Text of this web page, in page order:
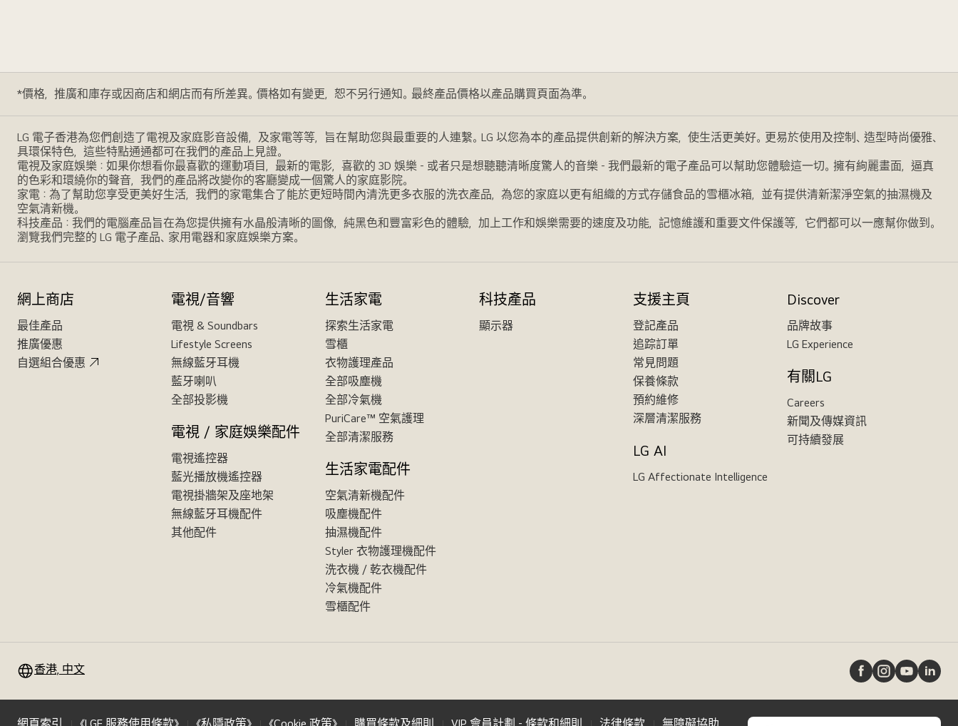
*價格，推廣和庫存或因商店和網店而有所差異。價格如有變更，恕不另行通知。最終產品價格以產品購買頁面為準。
LG 電子香港為您們創造了電視及家庭影音設備，及家電等等，旨在幫助您與最重要的人連繫。LG 以您為本的產品提供創新的解決方案，使生活更美好。更易於使用及控制、造型時尚優雅、
具環保特色，這些特點通通都可在我們的產品上見證。
電視及家庭娛樂：如果你想看你最喜歡的運動項目，最新的電影，喜歡的 3D 娛樂 - 或者只是想聽聽清晰度驚人的音樂 - 我們最新的電子產品可以幫助您體驗這一切。擁有絢麗畫面，逼真
的色彩和環繞你的聲音，我們的產品將改變你的客廳變成一個驚人的家庭影院。
家電：為了幫助您享受更美好生活，我們的家電集合了能於更短時間內清洗更多衣服的洗衣產品，為您的家庭以更有組織的方式存儲食品的雪櫃冰箱，並有提供清新潔淨空氣的抽濕機及
空氣清新機。
科技產品：我們的電腦產品旨在為您提供擁有水晶般清晰的圖像，純黑色和豐富彩色的體驗，加上工作和娛樂需要的速度及功能，記憶維護和重要文件保護等，它們都可以一應幫你做到。
瀏覽我們完整的 LG 電子產品、家用電器和家庭娛樂方案。
網上商店
最佳產品
推廣優惠
自選組合優惠
電視/音響
電視 & Soundbars
Lifestyle Screens
無線藍牙耳機
藍牙喇叭
全部投影機
電視 / 家庭娛樂配件
電視遙控器
藍光播放機遙控器
電視掛牆架及座地架
無線藍牙耳機配件
其他配件
生活家電
探索生活家電
雪櫃
衣物護理產品
全部吸塵機
全部冷氣機
PuriCare™ 空氣護理
全部清潔服務
生活家電配件
空氣清新機配件
吸塵機配件
抽濕機配件
Styler 衣物護理機配件
洗衣機 / 乾衣機配件
冷氣機配件
雪櫃配件
科技產品
顯示器
支援主頁
登記產品
追踪訂單
常見問題
保養條款
預約維修
深層清潔服務
LG AI
LG Affectionate Intelligence
Discover
品牌故事
LG Experience
有關LG
Careers
新聞及傳媒資訊
可持續發展
香港, 中文